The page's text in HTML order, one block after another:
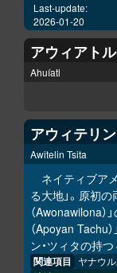
Last-update:
2026-01-20
アウィアトル
Ahuíatl
アウィテリン
Awitelin Tsita
ネイティブア
る大地」。原初
（Awonawilona）
（Apoyan Tachu
ン・ツィタの持
関連項目 ヤナウ